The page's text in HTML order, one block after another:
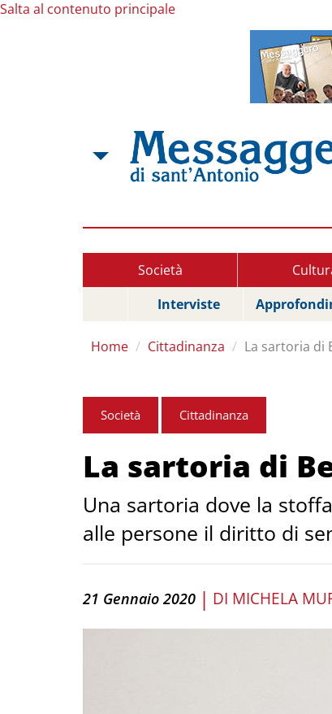
Salta al contenuto principale
Società
Interviste
Home Cittadinanza La sartoria di
Società Cittadinanza
La sartoria di
Una sartoria dove la
alle persone il diritto di
21 Gennaio 2020 | DI MICHELA